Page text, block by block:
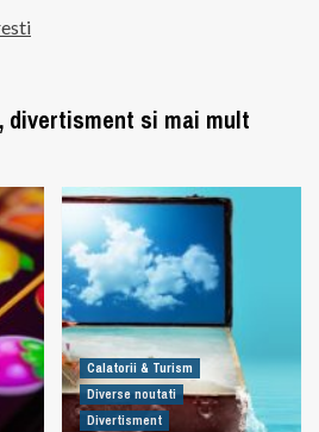
divertisment si mai mult
Calatorii & Turism
Diverse noutati
Divertisment